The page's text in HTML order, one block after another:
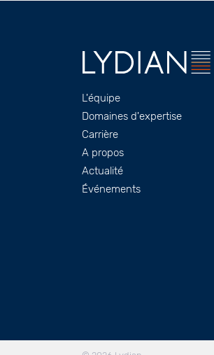
Footer
L'équipe
Domaines d'expertise
Carrière
A propos
Actualité
Événements